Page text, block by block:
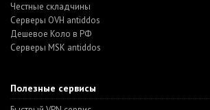
Честные складчины
Серверы OVH antiddos
Дешевое Коло в РФ
Серверы MSK antiddos
Полезные сервисы